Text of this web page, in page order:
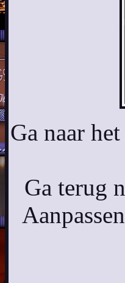
Ga naar
Ga terug